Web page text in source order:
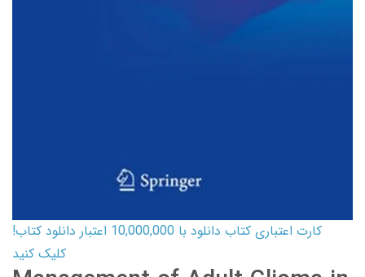
کارت اعتباری کتاب دانلود با 10,000,000 اعتبار دانلود کتاب!
کلیک کنید